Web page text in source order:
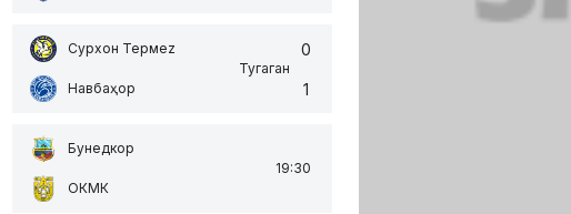
Сурхон Термеz
Навбаҳор
Тугаган
0
1
Бунедкор
ОКМК
19:30